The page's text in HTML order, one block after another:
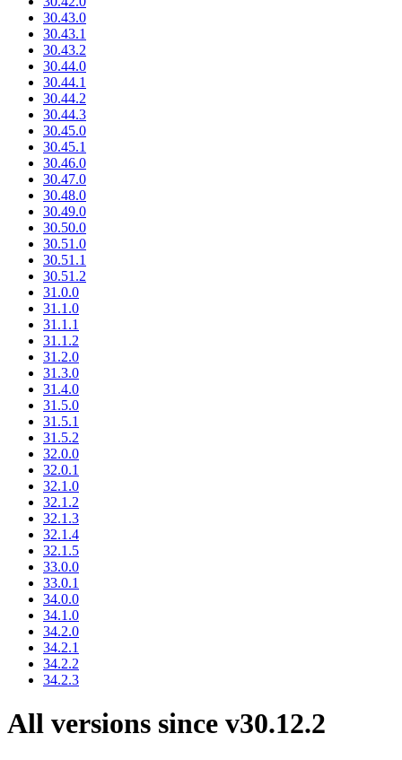
30.43.0
30.43.1
30.43.2
30.44.0
30.44.1
30.44.2
30.44.3
30.45.0
30.45.1
30.46.0
30.47.0
30.48.0
30.49.0
30.50.0
30.51.0
30.51.1
30.51.2
31.0.0
31.1.0
31.1.1
31.1.2
31.2.0
31.3.0
31.4.0
31.5.0
31.5.1
31.5.2
32.0.0
32.0.1
32.1.0
32.1.2
32.1.3
32.1.4
32.1.5
33.0.0
33.0.1
34.0.0
34.1.0
34.2.0
34.2.1
34.2.2
34.2.3
All versions since v30.12.2